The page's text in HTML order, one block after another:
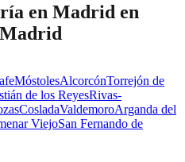
en Madrid en
MóstolesAlcorcónTorrejón de
de los ReyesRivas-
CosladaValdemoroArganda del
ViejoSan Fernando de